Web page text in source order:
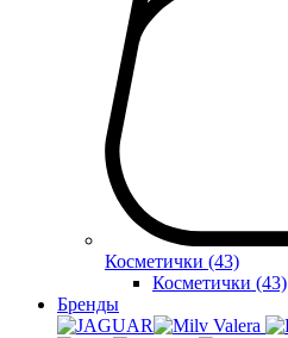
Косметички (43)
Косметички (43)
Бренды
Valera